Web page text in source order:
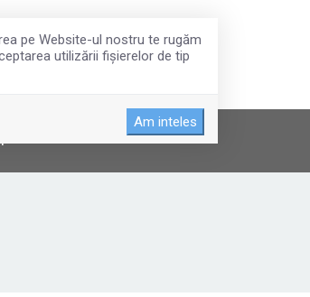
pe Website-ul nostru te rugăm
utilizării fişierelor de tip
Am inteles